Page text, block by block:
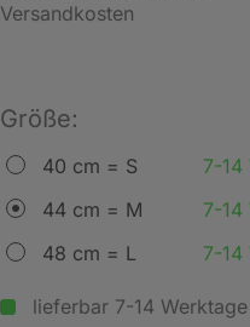
Versandkosten
Größe:
40 cm = S
7-14
44 cm = M
7-14
48 cm = L
7-14
lieferbar 7-14 Werktage